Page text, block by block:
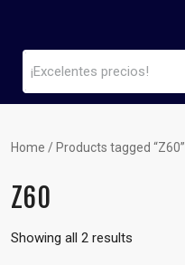
Home / Products tagged “Z60”
Z60
Showing all 2 results